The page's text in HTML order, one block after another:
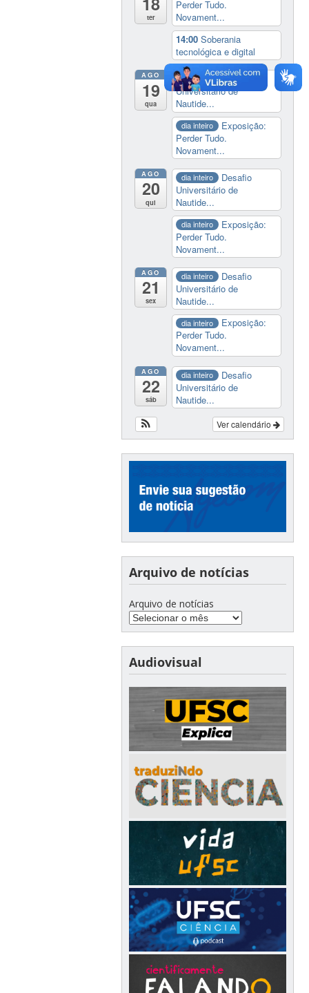
ter
Perder Tudo.
Novament...
14:00Soberania
tecnológica e digital
AGO
19
qua
dia inteiro
Desafio
Universitário de
Nautide...
dia inteiro
Exposição:
Perder Tudo.
Novament...
AGO
20
qui
dia inteiro
Desafio
Universitário de
Nautide...
dia inteiro
Exposição:
Perder Tudo.
Novament...
AGO
21
sex
dia inteiro
Desafio
Universitário de
Nautide...
dia inteiro
Exposição:
Perder Tudo.
Novament...
AGO
22
sáb
dia inteiro
Desafio
Universitário de
Nautide...
Ver calendário
Arquivo de notícias
Arquivo de notícias
Audiovisual